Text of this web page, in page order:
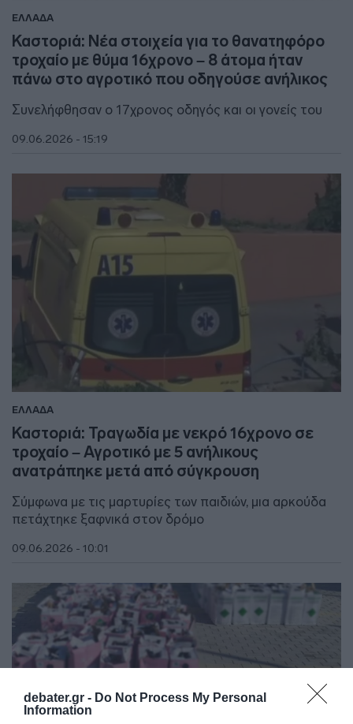
debater.gr - Do Not Process My Personal
Information
ΕΛΛΑΔΑ
Καστοριά: Νέα στοιχεία για το θανατηφόρο
τροχαίο με θύμα 16χρονο – 8 άτομα ήταν
πάνω στο αγροτικό που οδηγούσε ανήλικος
Συνελήφθησαν ο 17χρονος οδηγός και οι γονείς του
09.06.2026 - 15:19
ΕΛΛΑΔΑ
Καστοριά: Τραγωδία με νεκρό 16χρονο σε
τροχαίο – Αγροτικό με 5 ανήλικους
ανατράπηκε μετά από σύγκρουση
Σύμφωνα με τις μαρτυρίες των παιδιών, μια αρκούδα
πετάχτηκε ξαφνικά στον δρόμο
09.06.2026 - 10:01